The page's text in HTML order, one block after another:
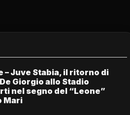
– Juve Stabia, il ritorno di
Giorgio allo Stadio
nel segno del “Leone”
Mari